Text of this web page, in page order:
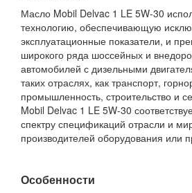
Масло Mobil Delvac 1 LE 5W-30
технологию, обеспечивающую
эксплуатационные показатели, и
широкого ряда шоссейных и
автомобилей с дизельными
таких отраслях, как транспорт,
промышленность, строительство и
Mobil Delvac 1 LE 5W-30
спектру спецификаций отрасли и
производителей оборудования или
Особенности